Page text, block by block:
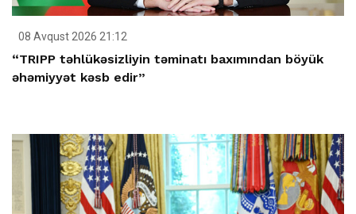
08 Avqust 2026 21:12
“TRIPP təhlükəsizliyin təminatı baxımından böyük
əhəmiyyət kəsb edir”